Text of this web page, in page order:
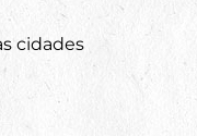
cidades